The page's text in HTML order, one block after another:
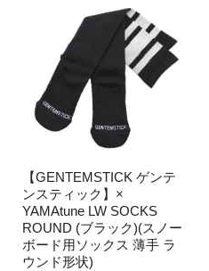
【GENTEMSTICK ゲンテ
ンスティック】×
YAMAtune LW SOCKS
ROUND (ブラック)(スノー
ボード用ソックス 薄手 ラ
ウンド形状)